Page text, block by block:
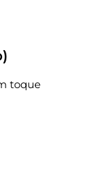
toque